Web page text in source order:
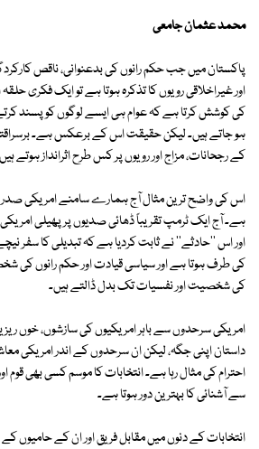
محمد عثمان جامعی
پاکستان میں جب حکم رانوں کی بدعنوانی، ناقص
اور غیراخلاقی رویوں کا تذکرہ ہوتا ہے تو ایک فکری
کی کوشش کرتا ہے کہ عوام ہی ایسے لوگوں کو پسند
ہو جاتے ہیں۔ لیکن حقیقت اس کے برعکس ہے۔
کے رجحانات، مزاج اور رویوں پر کس طرح اثرانداز ہوتے
اس کی واضح ترین مثال آج ہمارے سامنے امریکی
ہے۔ آج ایک ٹرمپ تقریباً ڈھائی صدیوں پر پھیلی
اور اس ''حادثے'' نے ثابت کردیا ہے کہ تبدیلی کا سفر
کی طرف ہوتا ہے اور سیاسی قیادت اور حکم رانوں کی
کی شخصیت اور نفسیات تک بدل ڈالتے ہیں۔
امریکی سرحدوں سے باہر امریکیوں کی سازشوں، خوں
داستان اپنی جگہ، لیکن ان سرحدوں کے اندر امریکی
احترام کی مثال رہا ہے۔ انتخابات کا موسم کسی بھی
سے آشنائی کا بہترین دور ہوتا ہے۔
انتخابات کے دنوں میں مقابل فریق اور ان کے